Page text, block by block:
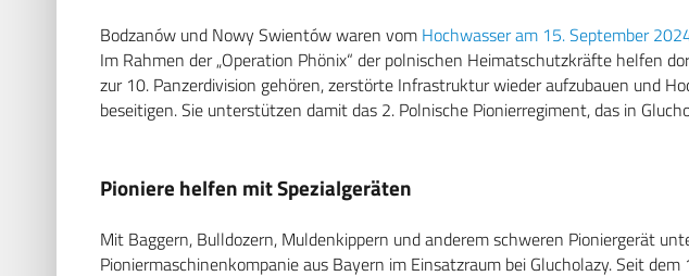
Bodzanów und Nowy Swientów waren vom Hochwasser am 15. September
Im Rahmen der „Operation Phönix“ der polnischen Heimatschutzkräfte helfen
zur 10. Panzerdivision gehören, zerstörte Infrastruktur wieder aufzubauen und
beseitigen. Sie unterstützen damit das 2. Polnische Pionierregiment, das in
Pioniere helfen mit Spezialgeräten
Mit Baggern, Bulldozern, Muldenkippern und anderem schweren Pioniergerät
Pioniermaschinenkompanie aus Bayern im Einsatzraum bei Glucholazy. Seit